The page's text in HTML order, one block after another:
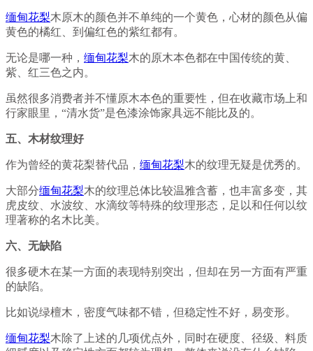
缅甸花梨木原木的颜色并不单纯的一个黄色，心材的颜色从偏
黄色的橘红、到偏红色的紫红都有。
无论是哪一种， 缅甸花梨木的原木本色都在中国传统的黄、
紫、红三色之内。
虽然很多消费者并不懂原木本色的重要性，但在收藏市场上和
行家眼里，“清水货”是色漆涂饰家具远不能比及的。
五、木材纹理好
作为曾经的黄花梨替代品， 缅甸花梨木的纹理无疑是优秀的。
大部分缅甸花梨木的纹理总体比较温雅含蓄，也丰富多变，其
虎皮纹、水波纹、水滴纹等特殊的纹理形态，足以和任何以纹
理著称的名木比美。
六、无缺陷
很多硬木在某一方面的表现特别突出，但却在另一方面有严重
的缺陷。
比如说绿檀木，密度气味都不错，但稳定性不好，易变形。
缅甸花梨木除了上述的几项优点外，同时在硬度、径级、料质